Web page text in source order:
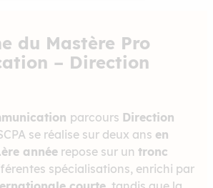
du Mastère Pro
– Direction
parcours Direction
se réalise sur deux ans en
année repose sur un tronc
spécialisations, enrichi par